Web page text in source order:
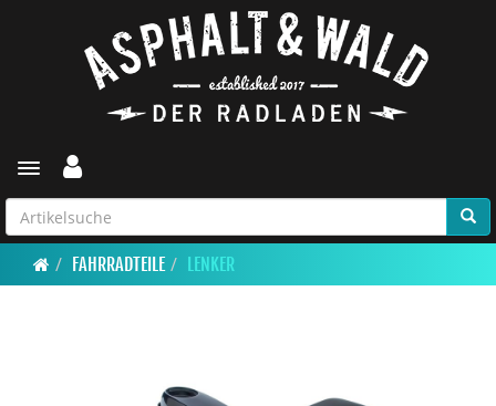
Toggle navigation
FAHRRADTEILE LENKER